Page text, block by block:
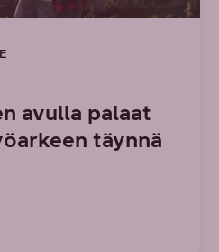
avulla palaat
täynnä